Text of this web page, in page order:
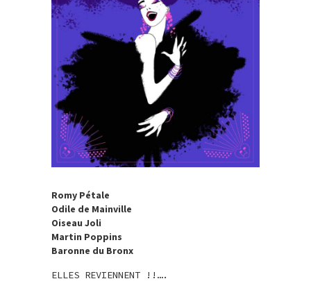
Romy Pétale
Odile de Mainville
Oiseau Joli
Martin Poppins
Baronne du Bronx
ELLES REVIENNENT !!….